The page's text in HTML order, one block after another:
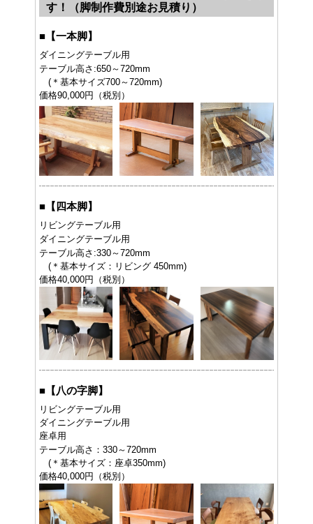
す！（脚制作費別途お見積り）
■ 【一本脚】
ダイニングテーブル用
テーブル高さ:650～720mm
(＊基本サイズ700～720mm)
価格90,000円（税別）
■ 【四本脚】
リビングテーブル用
ダイニングテーブル用
テーブル高さ:330～720mm
(＊基本サイズ：リビング 450mm)
価格40,000円（税別）
■ 【八の字脚】
リビングテーブル用
ダイニングテーブル用
座卓用
テーブル高さ：330～720mm
(＊基本サイズ：座卓350mm)
価格40,000円（税別）